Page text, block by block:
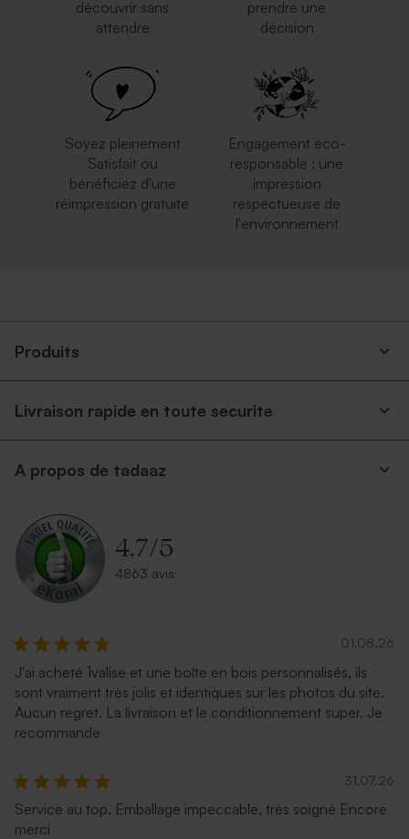
découvrir sans
attendre
prendre une
décision
Soyez pleinement
Satisfait ou
bénéficiez d'une
réimpression gratuite
Engagement éco-
responsable : une
impression
respectueuse de
l'environnement
Produits
Livraison rapide en toute securite
A propos de tadaaz
4.7/5
4863 avis
01.08.26
J'ai acheté 1valise et une boîte en bois personnalisés, ils
sont vraiment très jolis et identiques sur les photos du site.
Aucun regret. La livraison et le conditionnement super. Je
recommande
31.07.26
Service au top. Emballage impeccable, très soigné Encore
merci